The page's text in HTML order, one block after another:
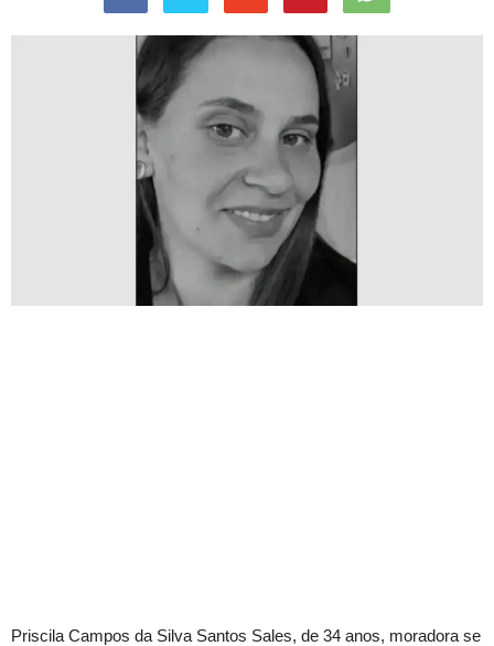
Priscila Campos da Silva Santos Sales, de 34 anos, moradora se